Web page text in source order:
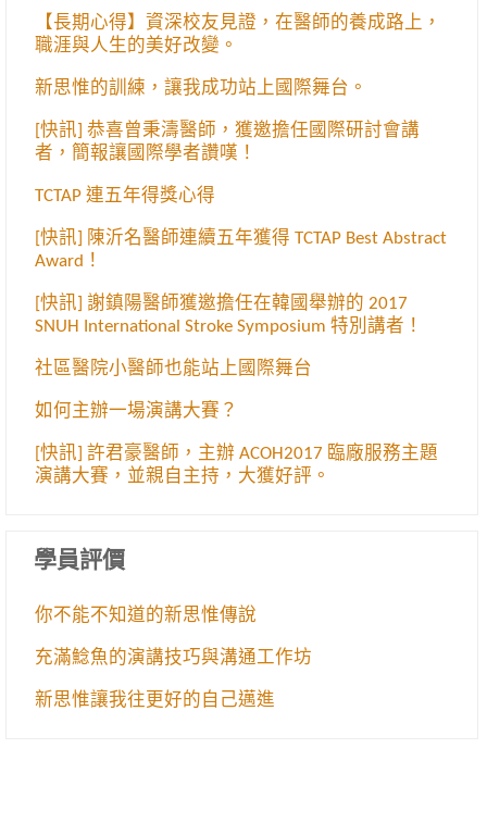
【長期心得】資深校友見證，在醫師的養成路上，
職涯與人生的美好改變。
新思惟的訓練，讓我成功站上國際舞台。
[快訊] 恭喜曾秉濤醫師，獲邀擔任國際研討會講
者，簡報讓國際學者讚嘆！
TCTAP 連五年得獎心得
[快訊] 陳沂名醫師連續五年獲得 TCTAP Best Abstract
Award！
[快訊] 謝鎮陽醫師獲邀擔任在韓國舉辦的 2017
SNUH International Stroke Symposium 特別講者！
社區醫院小醫師也能站上國際舞台
如何主辦一場演講大賽？
[快訊] 許君豪醫師，主辦 ACOH2017 臨廠服務主題
演講大賽，並親自主持，大獲好評。
學員評價
你不能不知道的新思惟傳說
充滿鯰魚的演講技巧與溝通工作坊
新思惟讓我往更好的自己邁進